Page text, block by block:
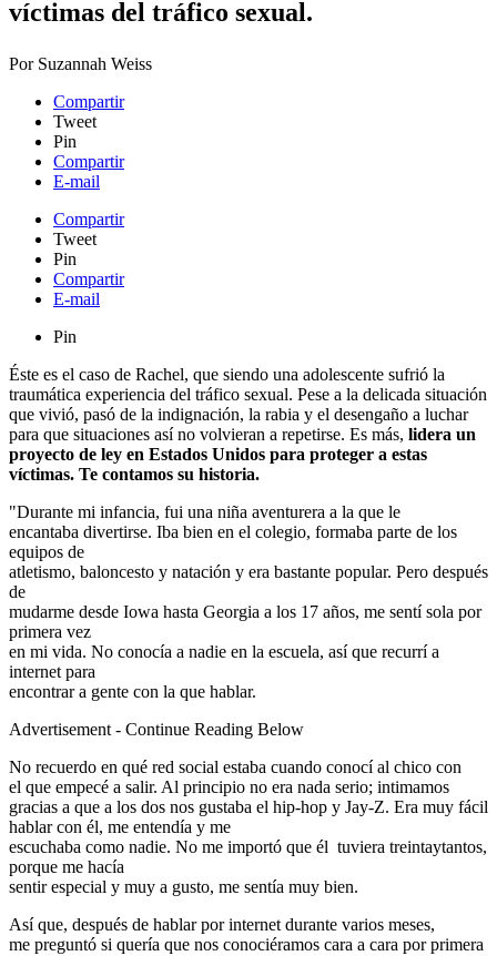
víctimas del tráfico sexual.
Por Suzannah Weiss
Compartir
Tweet
Pin
Compartir
E-mail
Compartir
Tweet
Pin
Compartir
E-mail
Pin
Éste es el caso de Rachel, que siendo una adolescente sufrió la
traumática experiencia del tráfico sexual. Pese a la delicada situación
que vivió, pasó de la indignación, la rabia y el desengaño a luchar
para que situaciones así no volvieran a repetirse. Es más, lidera un
proyecto de ley en Estados Unidos para proteger a estas
víctimas. Te contamos su historia.
"Durante mi infancia, fui una niña aventurera a la que le
encantaba divertirse. Iba bien en el colegio, formaba parte de los
equipos de
atletismo, baloncesto y natación y era bastante popular. Pero después
de
mudarme desde Iowa hasta Georgia a los 17 años, me sentí sola por
primera vez
en mi vida. No conocía a nadie en la escuela, así que recurrí a
internet para
encontrar a gente con la que hablar.
Advertisement - Continue Reading Below
No recuerdo en qué red social estaba cuando conocí al chico con
el que empecé a salir. Al principio no era nada serio; intimamos
gracias a que a los dos nos gustaba el hip-hop y Jay-Z. Era muy fácil
hablar con él, me entendía y me
escuchaba como nadie. No me importó que él tuviera treintaytantos,
porque me hacía
sentir especial y muy a gusto, me sentía muy bien.
Así que, después de hablar por internet durante varios meses,
me preguntó si quería que nos conociéramos cara a cara por primera